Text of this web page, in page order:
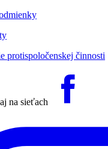
protispoločenskej činnosti
na sieťach